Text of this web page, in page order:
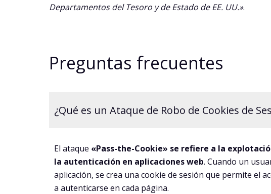
Departamentos del Tesoro y de Estado de EE. UU.».
Preguntas frecuentes
¿Qué es un Ataque de Robo de Cookies de
El ataque «Pass-the-Cookie» se refiere a la
la autenticación en aplicaciones web. Cuando un
aplicación, se crea una cookie de sesión que permite el
a autenticarse en cada página.